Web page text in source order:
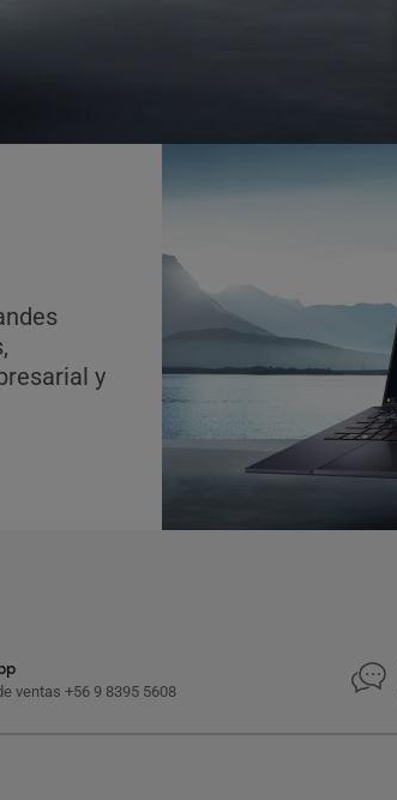
y
ventas +56 9 8395 5608